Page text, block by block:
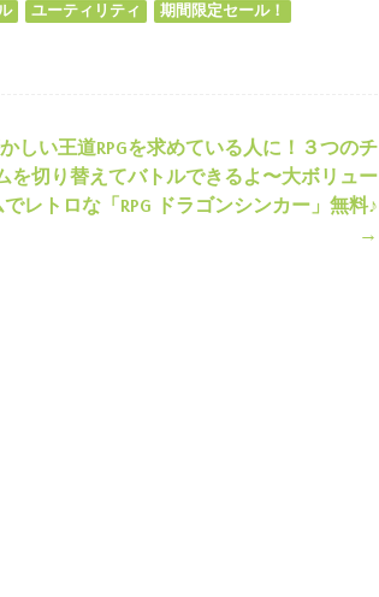
ユーティリティ
期間限定セール！
しい王道RPGを求めている人に！３つのチ
を切り替えてバトルできるよ〜大ボリュー
でレトロな「RPG ドラゴンシンカー」無料♪
→